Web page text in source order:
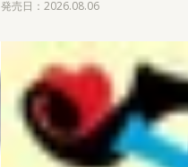
発売日：2026.08.06